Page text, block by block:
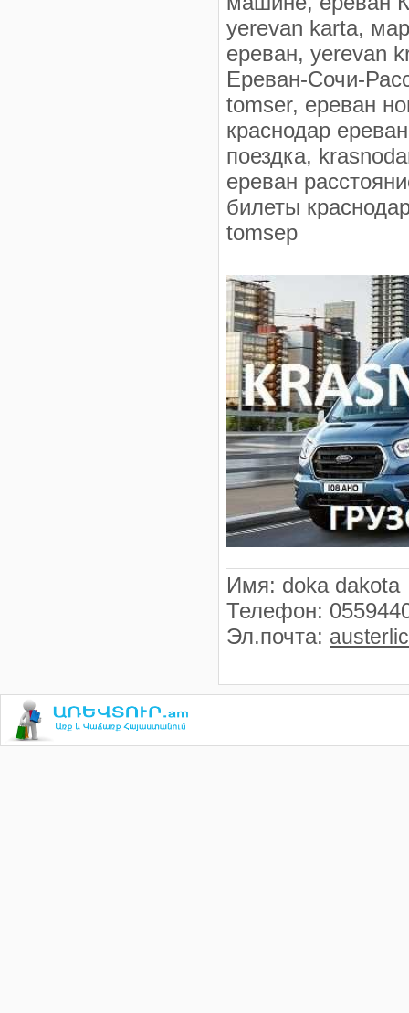
yerevan karta,
ереван, yerevan
Ереван-Сочи-
tomser, ереван
краснодар
поездка,
ереван
билеты
tomsер
Имя: doka dakota
Телефон:
Эл.почта: